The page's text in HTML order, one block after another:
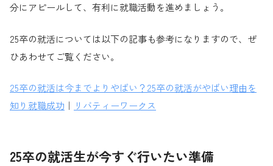
分にアピールして、有利に就職活動を進めましょう。
25卒の就活については以下の記事も参考になりますので、ぜ
ひあわせてご覧ください。
25卒の就活は今までよりやばい？25卒の就活がやばい理由を
知り就職成功 ｜ リバティーワークス
25卒の就活生が今すぐ行いたい準備